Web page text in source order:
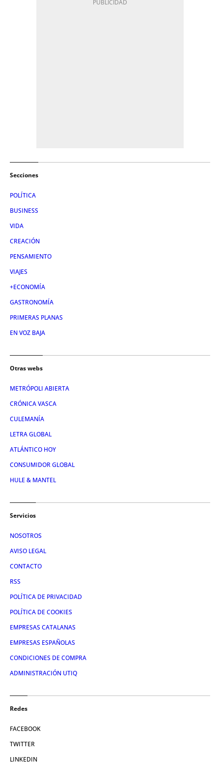
Secciones
POLÍTICA
BUSINESS
VIDA
CREACIÓN
PENSAMIENTO
VIAJES
+ECONOMÍA
GASTRONOMÍA
PRIMERAS PLANAS
EN VOZ BAJA
Otras webs
METRÓPOLI ABIERTA
CRÓNICA VASCA
CULEMANÍA
LETRA GLOBAL
ATLÁNTICO HOY
CONSUMIDOR GLOBAL
HULE & MANTEL
Servicios
NOSOTROS
AVISO LEGAL
CONTACTO
RSS
POLÍTICA DE PRIVACIDAD
POLÍTICA DE COOKIES
EMPRESAS CATALANAS
EMPRESAS ESPAÑOLAS
CONDICIONES DE COMPRA
ADMINISTRACIÓN UTIQ
Redes
FACEBOOK
TWITTER
LINKEDIN